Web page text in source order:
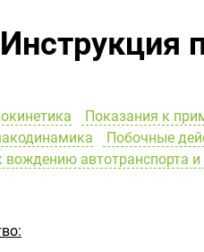
Инструкция
Показания к
Побочные
вождению автотранспорта